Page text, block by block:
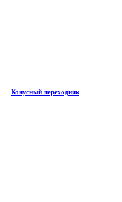
Конусный переходник